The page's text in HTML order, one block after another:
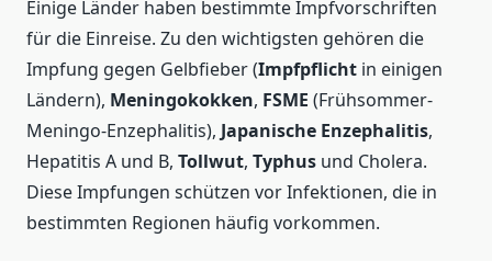
Einige Länder haben bestimmte Impfvorschriften
für die Einreise. Zu den wichtigsten gehören die
Impfung gegen Gelbfieber (Impfpflicht in einigen
Ländern), Meningokokken, FSME (Frühsommer-
Meningo-Enzephalitis), Japanische Enzephalitis,
Hepatitis A und B, Tollwut, Typhus und Cholera.
Diese Impfungen schützen vor Infektionen, die in
bestimmten Regionen häufig vorkommen.